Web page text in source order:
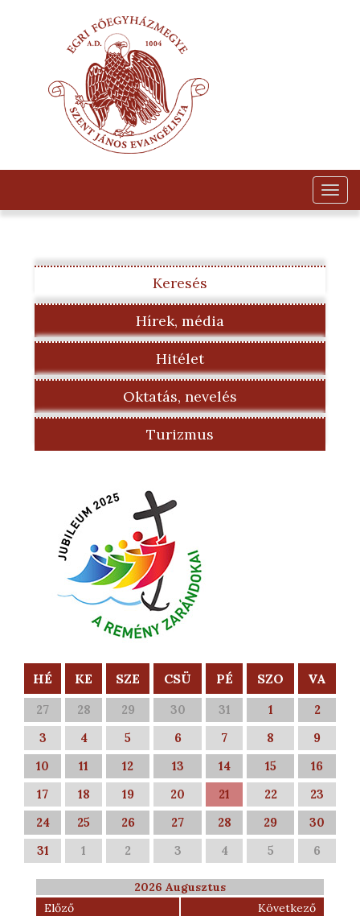
Keresés
Hírek, média
Hitélet
Oktatás, nevelés
Turizmus
HÉ KE SZE CSÜ PÉ SZO VA
27 28 29 30 31 1
2
3
4 5 6 7 8
9
10
11 12 13 14 15
16
17
18 19 20 21 22
23
24
25 26 27 28 29
30
31
1 2 3 4 5 6
2026 Augusztus
Előző
Következő